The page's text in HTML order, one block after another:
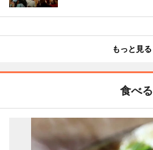
もっと見る
食べる